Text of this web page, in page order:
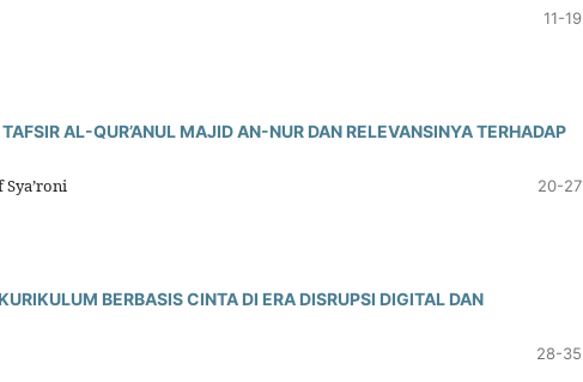
11-19
AL-QUR’ANUL MAJID AN-NUR DAN RELEVANSINYA TERHADAP
20-27
BERBASIS CINTA DI ERA DISRUPSI DIGITAL DAN
28-35